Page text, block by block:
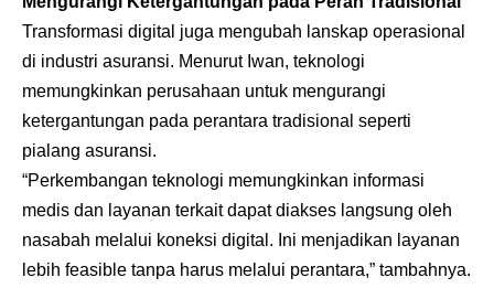
Transformasi digital juga mengubah lanskap operasional
di industri asuransi. Menurut Iwan, teknologi
memungkinkan perusahaan untuk mengurangi
ketergantungan pada perantara tradisional seperti
pialang asuransi.
“Perkembangan teknologi memungkinkan informasi
medis dan layanan terkait dapat diakses langsung oleh
nasabah melalui koneksi digital. Ini menjadikan layanan
lebih feasible tanpa harus melalui perantara,” tambahnya.